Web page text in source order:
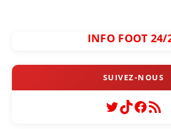
INFO FOOT 24/
Twitter
TikTok
Flux RSS